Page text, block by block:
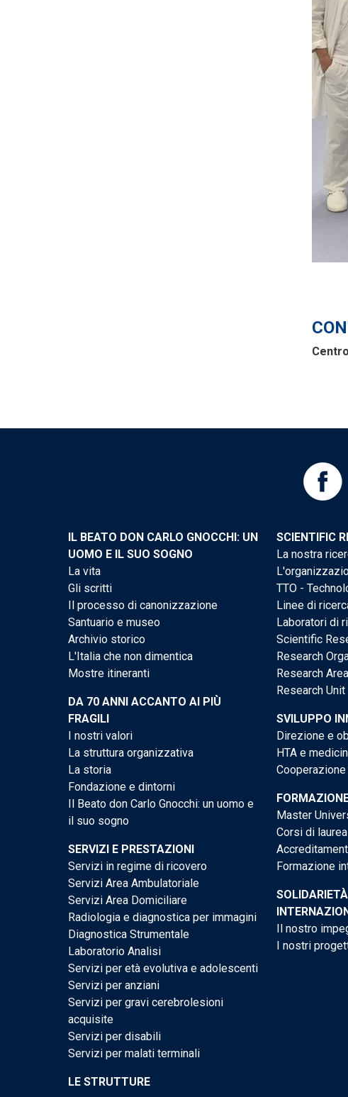
IL BEATO DON CARLO GNOCCHI: UN
UOMO E IL SUO SOGNO
La vita
Gli scritti
Il processo di canonizzazione
Santuario e museo
Archivio storico
L'Italia che non dimentica
Mostre itineranti
DA 70 ANNI ACCANTO AI PIÙ
FRAGILI
I nostri valori
La struttura organizzativa
La storia
Fondazione e dintorni
Il Beato don Carlo Gnocchi: un uomo e
il suo sogno
SERVIZI E PRESTAZIONI
Servizi in regime di ricovero
Servizi Area Ambulatoriale
Servizi Area Domiciliare
Radiologia e diagnostica per immagini
Diagnostica Strumentale
Laboratorio Analisi
Servizi per età evolutiva e adolescenti
Servizi per anziani
Servizi per gravi cerebrolesioni
acquisite
Servizi per disabili
Servizi per malati terminali
LE STRUTTURE
SCIENTIFIC
La nostra
TTO -
Linee di
Laboratori di
Scientific
Research
Research
Research Unit
SVILUPPO
Direzione e
HTA e
Master
Corsi di laurea
Formazione
Il nostro
I nostri